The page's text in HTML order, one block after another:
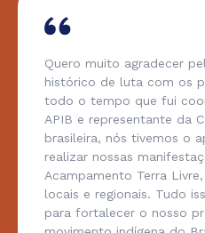
Quero muito agradecer
histórico de luta com os
todo o tempo que fui
APIB e representante da
brasileira, nós tivemos o
realizar nossas
Acampamento Terra
locais e regionais. Tudo
para fortalecer o nosso